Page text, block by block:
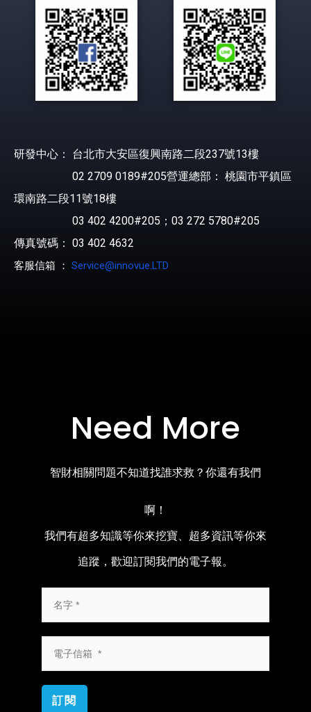
研發中心： 台北市大安區復興南路二段237號13樓
02 2709 0189#205營運總部： 桃園市平鎮區
環南路二段11號18樓
03 402 4200#205；03 272 5780#205
傳真號碼： 03 402 4632
客服信箱 ： Service@innovue.LTD
Need More
智財相關問題不知道找誰求救？你還有我們
啊！
我們有超多知識等你來挖寶、超多資訊等你來
追蹤，歡迎訂閱我們的電子報。
訂閱